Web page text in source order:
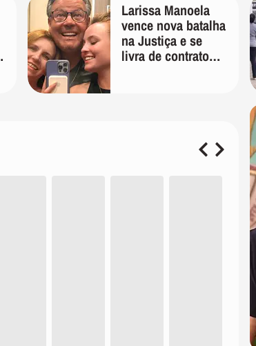
Larissa Manoela
vence nova batalha
na Justiça e se
livra de contrato